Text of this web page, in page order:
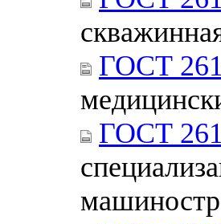
ГОСТ
ГОСТ